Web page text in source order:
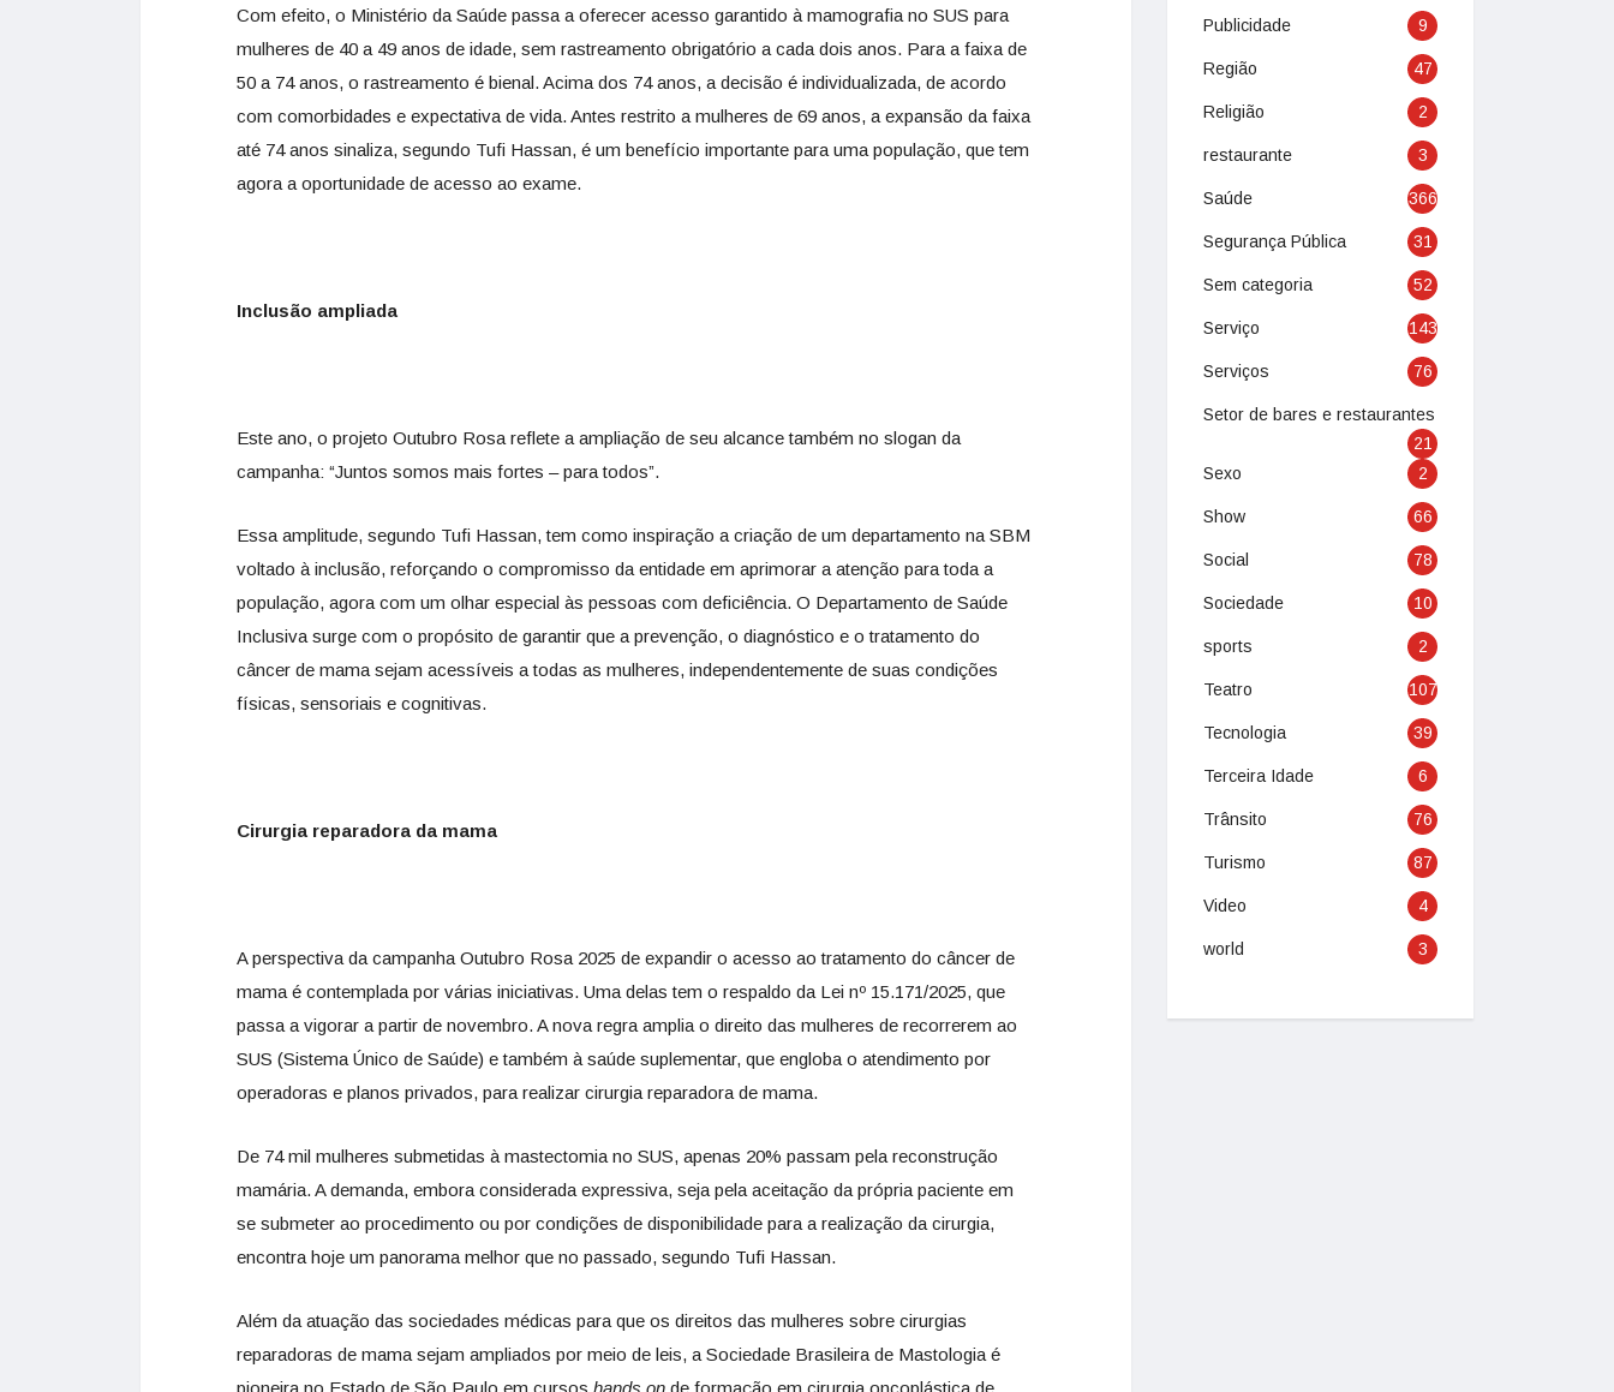
Com efeito, o Ministério da Saúde passa a oferecer acesso garantido à mamografia no SUS para
mulheres de 40 a 49 anos de idade, sem rastreamento obrigatório a cada dois anos. Para a faixa de
50 a 74 anos, o rastreamento é bienal. Acima dos 74 anos, a decisão é individualizada, de acordo
com comorbidades e expectativa de vida. Antes restrito a mulheres de 69 anos, a expansão da faixa
até 74 anos sinaliza, segundo Tufi Hassan, é um benefício importante para uma população, que tem
agora a oportunidade de acesso ao exame.
Inclusão ampliada
Este ano, o projeto Outubro Rosa reflete a ampliação de seu alcance também no slogan da
campanha: “Juntos somos mais fortes – para todos”.
Essa amplitude, segundo Tufi Hassan, tem como inspiração a criação de um departamento na SBM
voltado à inclusão, reforçando o compromisso da entidade em aprimorar a atenção para toda a
população, agora com um olhar especial às pessoas com deficiência. O Departamento de Saúde
Inclusiva surge com o propósito de garantir que a prevenção, o diagnóstico e o tratamento do
câncer de mama sejam acessíveis a todas as mulheres, independentemente de suas condições
físicas, sensoriais e cognitivas.
Cirurgia reparadora da mama
A perspectiva da campanha Outubro Rosa 2025 de expandir o acesso ao tratamento do câncer de
mama é contemplada por várias iniciativas. Uma delas tem o respaldo da Lei nº 15.171/2025, que
passa a vigorar a partir de novembro. A nova regra amplia o direito das mulheres de recorrerem ao
SUS (Sistema Único de Saúde) e também à saúde suplementar, que engloba o atendimento por
operadoras e planos privados, para realizar cirurgia reparadora de mama.
De 74 mil mulheres submetidas à mastectomia no SUS, apenas 20% passam pela reconstrução
mamária. A demanda, embora considerada expressiva, seja pela aceitação da própria paciente em
se submeter ao procedimento ou por condições de disponibilidade para a realização da cirurgia,
encontra hoje um panorama melhor que no passado, segundo Tufi Hassan.
Além da atuação das sociedades médicas para que os direitos das mulheres sobre cirurgias
reparadoras de mama sejam ampliados por meio de leis, a Sociedade Brasileira de Mastologia é
pioneira no Estado de São Paulo em cursos hands on de formação em cirurgia oncoplástica de
Publicidade 9
Região 47
Religião 2
restaurante 3
Saúde 366
Segurança Pública 31
Sem categoria 52
Serviço 143
Serviços 76
Setor de bares e restaurantes
21
Sexo
2
Show 66
Social 78
Sociedade 10
sports 2
Teatro 107
Tecnologia 39
Terceira Idade 6
Trânsito 76
Turismo 87
Video 4
world 3